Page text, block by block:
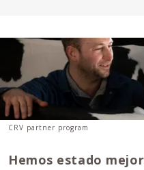
CRV partner program
Hemos estado